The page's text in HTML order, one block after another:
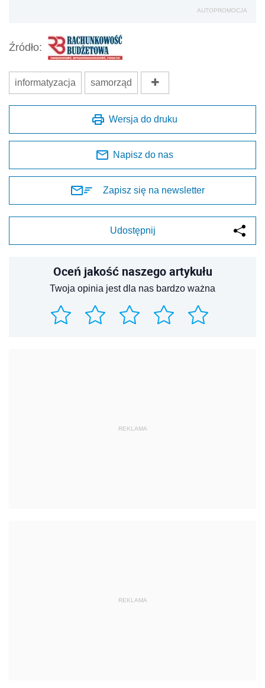
AUTOPROMOCJA
Źródło:
informatyzacja samorząd
Wersja do druku
Napisz do nas
Zapisz się na newsletter
Udostępnij
Oceń jakość naszego artykułu
Twoja opinia jest dla nas bardzo ważna
REKLAMA
REKLAMA